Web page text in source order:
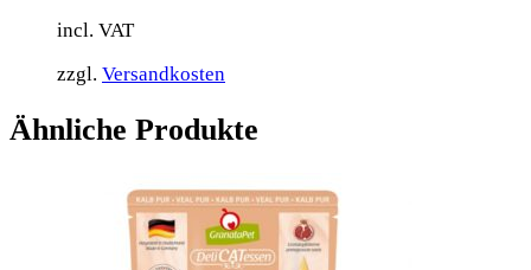
incl. VAT
zzgl. Versandkosten
Ähnliche Produkte